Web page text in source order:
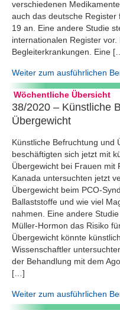
verschiedenen
auch das deutsche Register
19 an. Eine andere Studie
internationalen Register
Begleiterkrankungen. Eine
Weiter zum ausführlichen
Wöchentliche Übersicht
38/2020 – Künstliche
Übergewicht
Künstliche Befruchtung und
beschäftigten sich jetzt mit
Übergewicht bei Frauen mit
Kanada untersuchten jetzt
Übergewicht beim PCO-
Ballaststoffe und wie viel
nahmen. Eine andere
Müller-Hormon das Risiko
Übergewicht könnte
Wissenschaftler
der Behandlung mit dem
[…]
Weiter zum ausführlichen